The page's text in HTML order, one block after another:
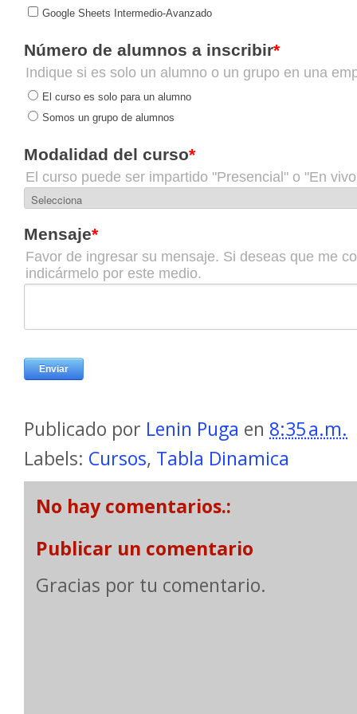
Publicado por Lenin Puga en 8:35 a.m.
Labels: Cursos, Tabla Dinamica
No hay comentarios.:
Publicar un comentario
Gracias por tu comentario.